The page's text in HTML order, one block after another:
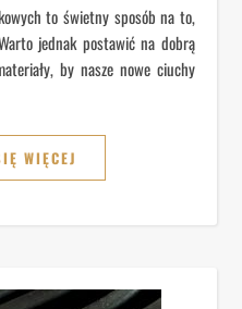
jednak postawić na dobrą
by nasze nowe ciuchy
WIĘCEJ